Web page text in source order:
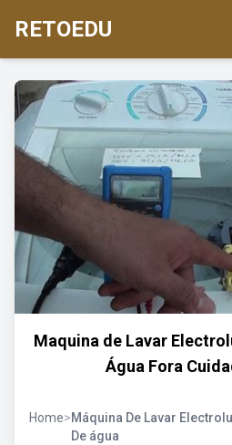
RETOEDU
Maquina de Lavar
Água Fora
Home>Máquina De Lavar
De água